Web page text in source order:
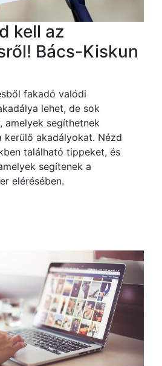
kell az
Bács-Kiskun
fakadó valódi
lehet, de sok
amelyek segíthetnek
kerülő akadályokat. Nézd
található tippeket, és
segítenek a
elérésében.